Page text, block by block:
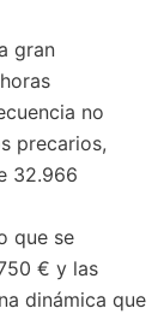
gran
no
precarios,
32.966
que se
€ y las
dinámica que